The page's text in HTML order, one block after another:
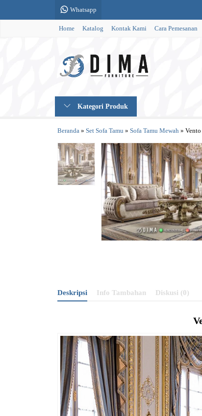
Whatsapp
Home Katalog Kontak Kami Cara Pemesanan
Kategori Produk
Beranda » Set Sofa Tamu » Sofa Tamu Mewah » Vento
Deskripsi Info Tambahan Diskusi (0)